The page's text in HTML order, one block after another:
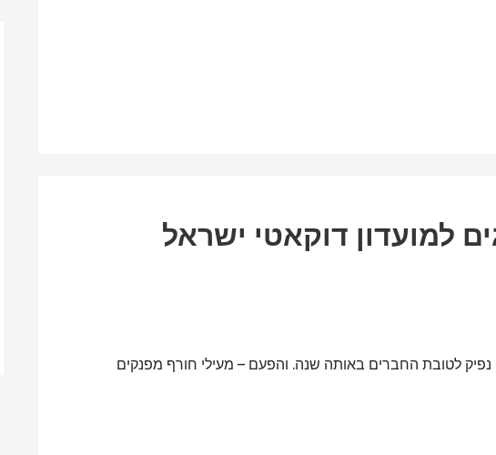
למועדון דוקאטי ישראל
נפיק לטובת החברים באותה שנה. והפעם – מעילי חורף מפנקים